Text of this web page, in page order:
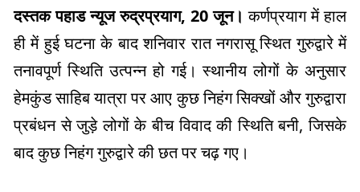
दस्तक पहाड न्यूज रुद्रप्रयाग, 20 जून। कर्णप्रयाग में हाल
ही में हुई घटना के बाद शनिवार रात नगरासू स्थित गुरुद्वारे में
तनावपूर्ण स्थिति उत्पन्न हो गई। स्थानीय लोगों के अनुसार
हेमकुंड साहिब यात्रा पर आए कुछ निहंग सिक्खों और गुरुद्वारा
प्रबंधन से जुड़े लोगों के बीच विवाद की स्थिति बनी, जिसके
बाद कुछ निहंग गुरुद्वारे की छत पर चढ़ गए।